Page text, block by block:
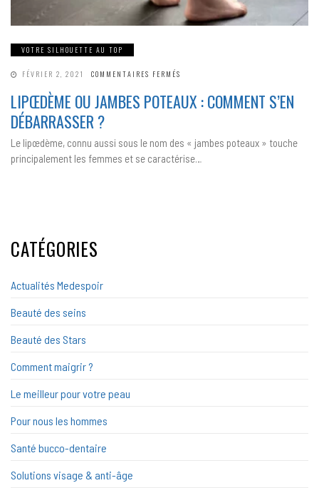
VOTRE SILHOUETTE AU TOP
FÉVRIER 2, 2021 COMMENTAIRES FERMÉS
JAMBES
POTEAUX
DÉBARRASSER
?
LIPŒDÈME OU JAMBES POTEAUX : COMMENT S’EN
DÉBARRASSER ?
Le lipœdème, connu aussi sous le nom des « jambes poteaux » touche
principalement les femmes et se caractérise…
CATÉGORIES
Actualités Medespoir
Beauté des seins
Beauté des Stars
Comment maigrir ?
Le meilleur pour votre peau
Pour nous les hommes
Santé bucco-dentaire
Solutions visage & anti-âge